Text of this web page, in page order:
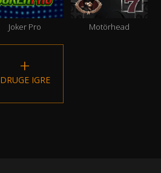
Joker Pro Motörhead
DRUGE IGRE